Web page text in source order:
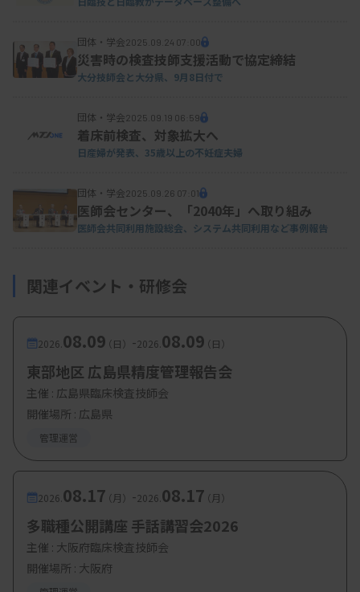
●「専門性を生かせるフィールドを模索できる」
一方、若手技師からは大阪赤十字病院臨床検査科
部の沼田智志氏が救命救急センターでの検査技師の
急チームで、静脈路確保や検体採取等の業務を担っ
ており、医師や看護師からは検査技師による支援を
評価するアンケート結果が得られていることを紹
や看護師の業務負担の軽減だけでなく、検査技師の
専門性を生かせる新たなフィールドを模索すること
ができる」と述べた。
畷生会脳神経外科病院検査科の貫上美咲氏は、内
視鏡室配属の検査技師としての活動を報告した。内
視鏡検査件数の増加に加え、検査技師が配属された
ことで検査時間短縮や効率化、検査提出準備や病理
結果返却時間などに貢献できていることを説明。
「当初は人員にゆとりがない状態だったが、積極的
に参画した結果、病院経営にも貢献できたと感じて
団体・学会2025.09.24 07:00
災害時の検査技師支援活動で協定締結
大分技師会と大分県、9月8日付で
団体・学会2025.09.19 06:59
着床前検査、対象拡大へ
日産婦が発表、35歳以上の不妊症夫婦
団体・学会2025.09.26 07:01
医師会センター、「2040年」へ取り組み
医師会共同利用施設総会、システム共同利用など事例報告
関連イベント・研修会
2026. 08.09（日） -2026. 08.09（日）
東部地区 広島県精度管理報告会
主催 : 広島県臨床検査技師会
開催場所 : 広島県
管理運営
2026. 08.17（月） -2026. 08.17（月）
多職種公開講座 手話講習会2026
主催 : 大阪府臨床検査技師会
開催場所 : 大阪府